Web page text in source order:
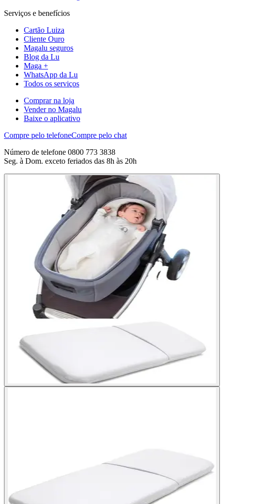
Serviços e benefícios
Cartão Luiza
Cliente Ouro
Magalu seguros
Blog da Lu
Maga +
WhatsApp da Lu
Todos os serviços
Comprar na loja
Vender no Magalu
Baixe o aplicativo
Compre pelo telefoneCompre pelo chat
Número de telefone 0800 773 3838
Seg. à Dom. exceto feriados das 8h às 20h